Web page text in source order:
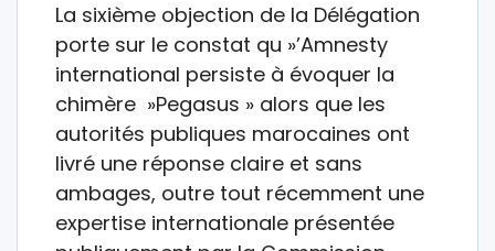
La sixième objection de la Délégation
porte sur le constat qu »’Amnesty
international persiste à évoquer la
chimère »Pegasus » alors que les
autorités publiques marocaines ont
livré une réponse claire et sans
ambages, outre tout récemment une
expertise internationale présentée